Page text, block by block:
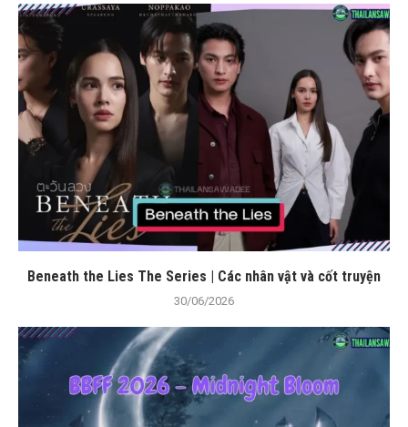
Beneath the Lies The Series | Các nhân vật và cốt truyện
30/06/2026